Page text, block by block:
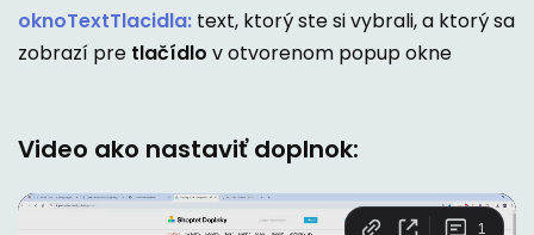
oknoTextTlacidla: text, ktorý ste si vybrali, a ktorý sa
zobrazí pre tlačídlo v otvorenom popup okne
Video ako nastaviť doplnok: